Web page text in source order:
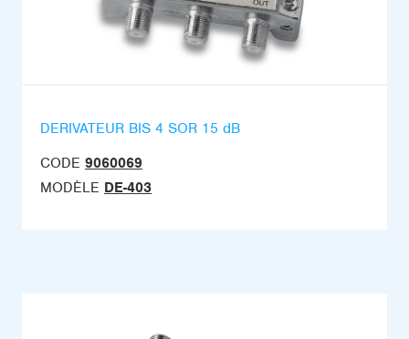
DERIVATEUR BIS 4 SOR 15 dB
CODE 9060069
MODÈLE DE-403